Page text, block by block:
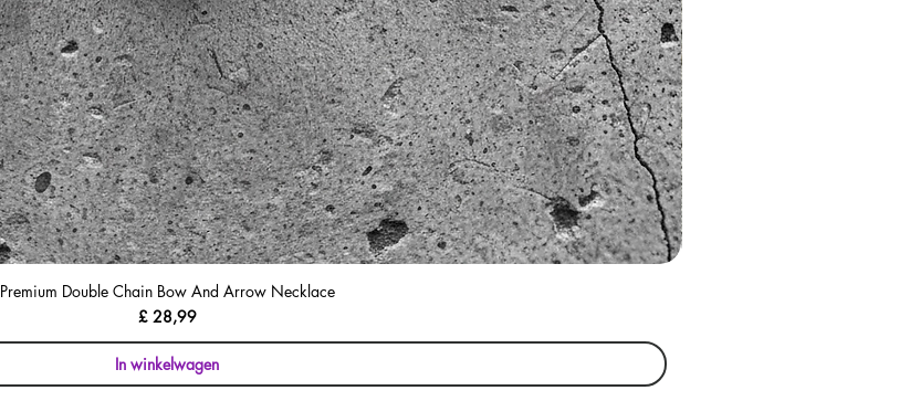
Premium Double Chain Bow And Arrow Necklace
Prijs
£ 28,99
In winkelwagen